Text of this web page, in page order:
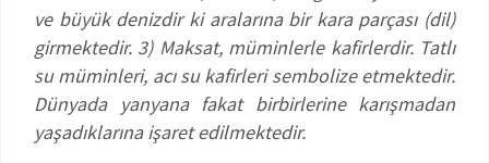
ve büyük denizdir ki aralarına bir kara parçası (dil)
girmektedir. 3) Maksat, müminlerle kafirlerdir. Tatlı
su müminleri, acı su kafirleri sembolize etmektedir.
Dünyada yanyana fakat birbirlerine karışmadan
yaşadıklarına işaret edilmektedir.